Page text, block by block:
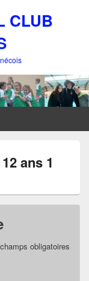
CLUB
ans 1
obligatoires